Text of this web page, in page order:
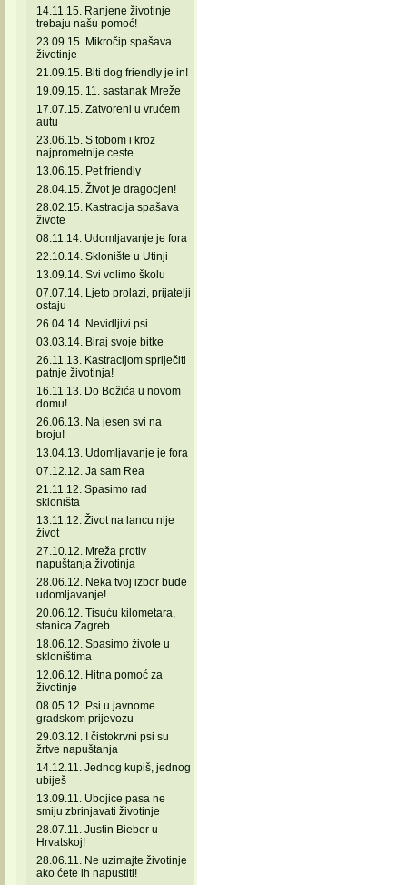
14.11.15. Ranjene životinje
trebaju našu pomoć!
23.09.15. Mikročip spašava
životinje
21.09.15. Biti dog friendly je in!
19.09.15. 11. sastanak Mreže
17.07.15. Zatvoreni u vrućem
autu
23.06.15. S tobom i kroz
najprometnije ceste
13.06.15. Pet friendly
28.04.15. Život je dragocjen!
28.02.15. Kastracija spašava
živote
08.11.14. Udomljavanje je fora
22.10.14. Sklonište u Utinji
13.09.14. Svi volimo školu
07.07.14. Ljeto prolazi, prijatelji
ostaju
26.04.14. Nevidljivi psi
03.03.14. Biraj svoje bitke
26.11.13. Kastracijom spriječiti
patnje životinja!
16.11.13. Do Božića u novom
domu!
26.06.13. Na jesen svi na
broju!
13.04.13. Udomljavanje je fora
07.12.12. Ja sam Rea
21.11.12. Spasimo rad
skloništa
13.11.12. Život na lancu nije
život
27.10.12. Mreža protiv
napuštanja životinja
28.06.12. Neka tvoj izbor bude
udomljavanje!
20.06.12. Tisuću kilometara,
stanica Zagreb
18.06.12. Spasimo živote u
skloništima
12.06.12. Hitna pomoć za
životinje
08.05.12. Psi u javnome
gradskom prijevozu
29.03.12. I čistokrvni psi su
žrtve napuštanja
14.12.11. Jednog kupiš, jednog
ubiješ
13.09.11. Ubojice pasa ne
smiju zbrinjavati životinje
28.07.11. Justin Bieber u
Hrvatskoj!
28.06.11. Ne uzimajte životinje
ako ćete ih napustiti!